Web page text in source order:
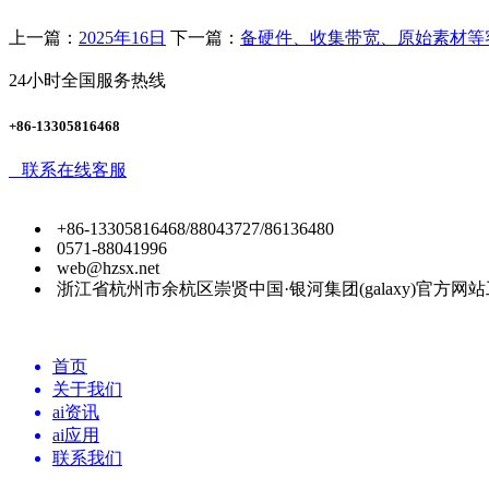
上一篇： 2025年16日 下一篇： 备硬件、收集带宽、原始素材等
24小时全国服务热线
+86-13305816468
联系在线客服
+86-13305816468/88043727/86136480
0571-88041996
web@hzsx.net
浙江省杭州市余杭区崇贤中国·银河集团(galaxy)官方网站
首页
关于我们
ai资讯
ai应用
联系我们